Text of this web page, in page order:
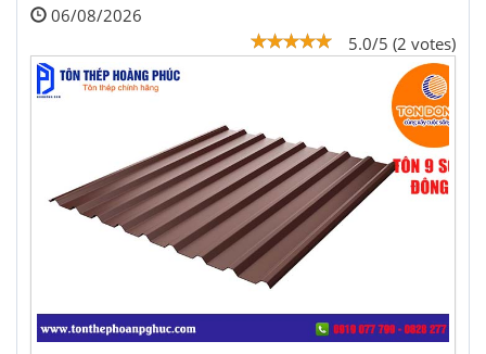
06/08/2026
5.0/5 (2 votes)